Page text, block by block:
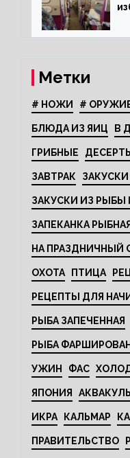
Метки
# НОЖИ #
БЛЮДА ИЗ ЯИЦ В
ГРИБНЫЕ
ЗАВТРАК
ЗАКУСКИ ИЗ РЫБЫ
ЗАПЕКАНКА
НА ПРАЗДНИЧНЫЙ
ОХОТА ПТИЦА
РЕЦЕПТЫ ДЛЯ
РЫБА ЗАПЕЧЕННАЯ
РЫБА
УЖИН ФАС
ЯПОНИЯ
ИКРА КАЛЬМАР
ПРАВИТЕЛЬСТВО